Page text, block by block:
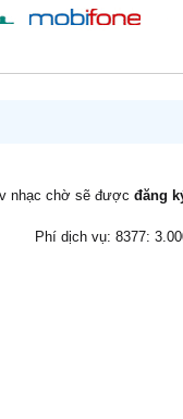
nhạc chờ sẽ được đăng
Phí dịch vụ: 8377: